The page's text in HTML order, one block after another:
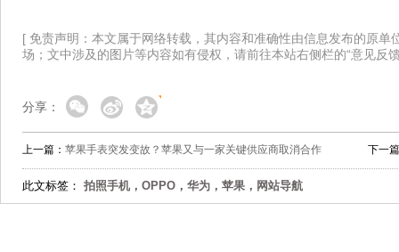
[ 免责声明：本文属于网络转载，其内容和准确性由信息发布的原
场；文中涉及的图片等内容如有侵权，请前往本站右侧栏的“意见反
分享：
上一篇：苹果手表突发变故？苹果又与一家关键供应商取消合作 下一
此文标签：拍照手机，OPPO，华为，苹果，网站导航